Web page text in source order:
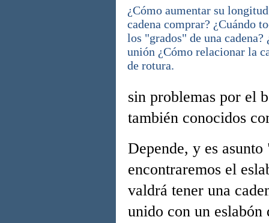
¿Cómo aumentar su
cadena comprar? ¿Cuándo
los "grados" de una
unión ¿Cómo relacionar la
de rotura.
sin problemas por el
también conocidos
Depende, y es
encontraremos el
valdrá tener una
unido con un eslabón